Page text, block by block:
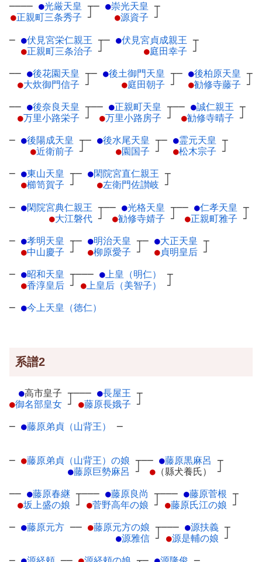
──── ●光厳天皇 ┬
●正親町三条秀子 ┘
─ ●崇光天皇 ┬
●源資子 ┘
─ ●伏見宮栄仁親王 ┬
●正親町三条治子 ┘
─ ●伏見宮貞成親王 ┬
●庭田幸子 ┘
── ●後花園天皇 ┬
●大炊御門信子 ┘
─ ●後土御門天皇 ┬
●庭田朝子 ┘
─ ●後柏原天皇 ┬
●勧修寺藤子 ┘
── ●後奈良天皇 ┬
●万里小路栄子 ┘
── ●正親町天皇 ┬
●万里小路房子 ┘
── ●誠仁親王 ┬
●勧修寺晴子 ┘
─ ●後陽成天皇 ┬
●近衛前子 ┘
─ ●後水尾天皇 ┬
●園国子 ┘
─ ●霊元天皇 ┬
●松木宗子 ┘
─ ●東山天皇 ┬
●櫛笥賀子 ┘
─ ●閑院宮直仁親王 ┬
●左衛門佐讃岐 ┘
─ ●閑院宮典仁親王 ┬
●大江磐代 ┘
── ●光格天皇 ┬
●勧修寺婧子 ┘
── ●仁孝天皇 ┬
●正親町雅子 ┘
─ ●孝明天皇 ┬
●中山慶子 ┘
─ ●明治天皇 ┬
●柳原愛子 ┘
─ ●大正天皇 ┬
●貞明皇后 ┘
─ ●昭和天皇 ┬
●香淳皇后 ┘
─── ●上皇（明仁）
┬
●上皇后（美智子） ┘
─ ●今上天皇（徳仁）
系譜2
●高市皇子 ┬
●御名部皇女 ┘
─── ●長屋王 ┬
●藤原長娥子 ┘
─ ●藤原弟貞（山背王） ─
─ ●藤原弟貞（山背王）の娘 ┬
●藤原巨勢麻呂 ┘
── ●藤原黒麻呂 ┬
● （縣犬養氏） ┘
── ●藤原春継 ┬
●坂上盛の娘 ┘
─── ●藤原良尚 ┬
●菅野高年の娘 ┘
─── ●藤原菅根 ┬
●藤原氏江の娘 ┘
─ ●藤原元方 ── ●藤原元方の娘 ┬
●源雅信 ┘
─── ●源扶義 ┬
●源是輔の娘 ┘